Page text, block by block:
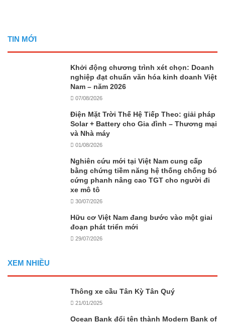
TIN MỚI
Khởi động chương trình xét chọn: Doanh
nghiệp đạt chuẩn văn hóa kinh doanh Việt
Nam – năm 2026
07/08/2026
Điện Mặt Trời Thế Hệ Tiếp Theo: giải pháp
Solar + Battery cho Gia đình – Thương mại
và Nhà máy
01/08/2026
Nghiên cứu mới tại Việt Nam cung cấp
bằng chứng tiềm năng hệ thống chống bó
cứng phanh nâng cao TGT cho người đi
xe mô tô
30/07/2026
Hữu cơ Việt Nam đang bước vào một giai
đoạn phát triển mới
29/07/2026
XEM NHIỀU
Thông xe cầu Tân Kỳ Tân Quý
21/01/2025
Ocean Bank đổi tên thành Modern Bank of